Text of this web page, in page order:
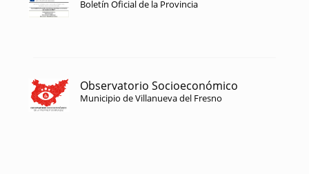
Boletín Oficial de la Provincia
Observatorio Socioeconómico
Municipio de Villanueva del Fresno